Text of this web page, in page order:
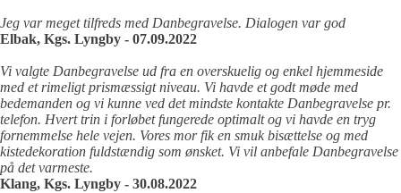
Jeg var meget tilfreds med Danbegravelse. Dialogen var god
Elbak, Kgs. Lyngby - 07.09.2022
Vi valgte Danbegravelse ud fra en overskuelig og enkel hjemmeside
med et rimeligt prismæssigt niveau. Vi havde et godt møde med
bedemanden og vi kunne ved det mindste kontakte Danbegravelse pr.
telefon. Hvert trin i forløbet fungerede optimalt og vi havde en tryg
fornemmelse hele vejen. Vores mor fik en smuk bisættelse og med
kistedekoration fuldstændig som ønsket. Vi vil anbefale Danbegravelse
på det varmeste.
Klang, Kgs. Lyngby - 30.08.2022